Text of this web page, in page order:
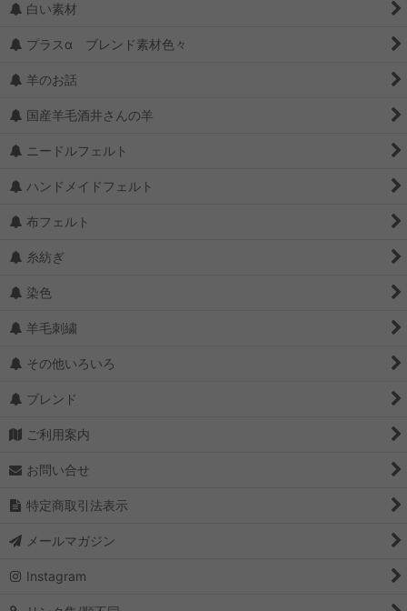
白い素材
プラスα ブレンド素材色々
羊のお話
国産羊毛酒井さんの羊
ニードルフェルト
ハンドメイドフェルト
布フェルト
糸紡ぎ
染色
羊毛刺繍
その他いろいろ
ブレンド
ご利用案内
お問い合せ
特定商取引法表示
メールマガジン
Instagram